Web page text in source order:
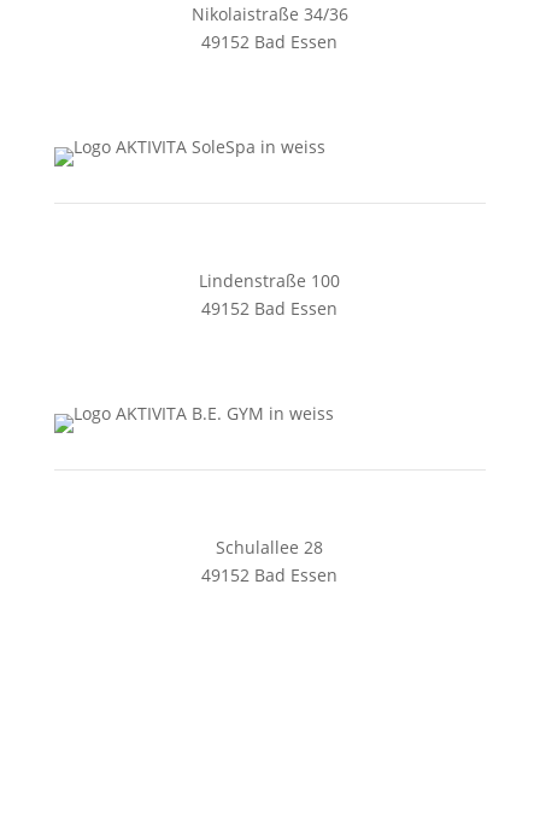
Nikolaistraße 34/36
49152 Bad Essen
Lindenstraße 100
49152 Bad Essen
Schulallee 28
49152 Bad Essen